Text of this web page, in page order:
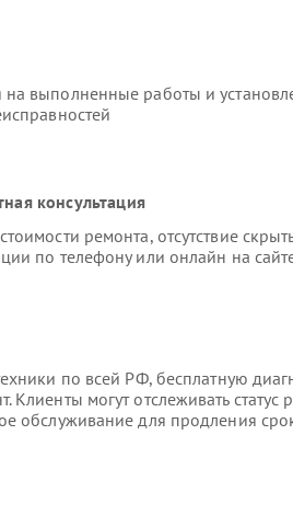
на выполненные работы и
консультация
ремонта, отсутствие
по телефону или онлайн на
по всей РФ, бесплатную
могут отслеживать статус
обслуживание для продления